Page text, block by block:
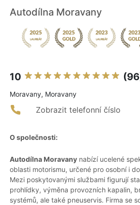
Autodílna Moravany
10
Moravany, Moravany
Zobrazit telefonní číslo
O společnosti:
Autodílna Moravany nabízí ucelené
oblasti motorismu, určené pro osobní i
Mezi poskytovanými službami figurují
prohlídky, výměna provozních kapalin,
systémů, ale také pneuservis. Firma se